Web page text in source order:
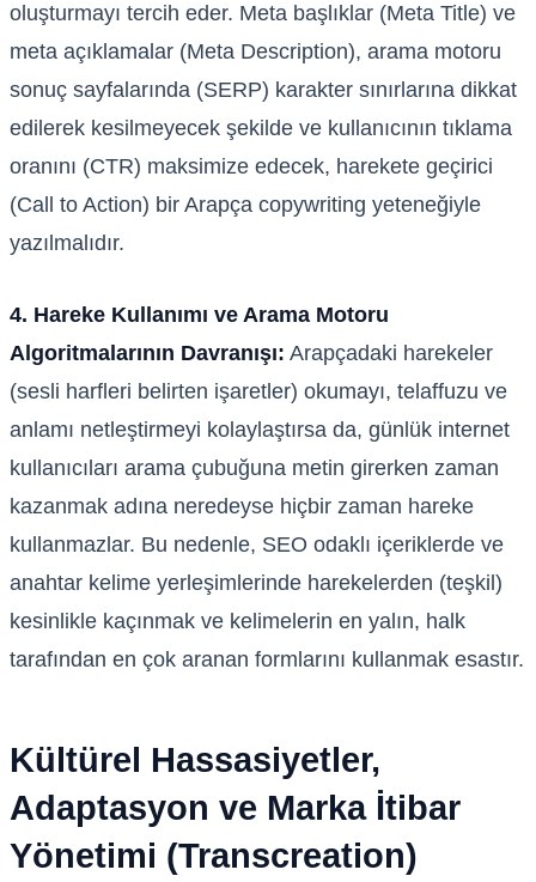
oluşturmayı tercih eder. Meta başlıklar (Meta Title) ve
meta açıklamalar (Meta Description), arama motoru
sonuç sayfalarında (SERP) karakter sınırlarına dikkat
edilerek kesilmeyecek şekilde ve kullanıcının tıklama
oranını (CTR) maksimize edecek, harekete geçirici
(Call to Action) bir Arapça copywriting yeteneğiyle
yazılmalıdır.
4. Hareke Kullanımı ve Arama Motoru
Algoritmalarının Davranışı: Arapçadaki harekeler
(sesli harfleri belirten işaretler) okumayı, telaffuzu ve
anlamı netleştirmeyi kolaylaştırsa da, günlük internet
kullanıcıları arama çubuğuna metin girerken zaman
kazanmak adına neredeyse hiçbir zaman hareke
kullanmazlar. Bu nedenle, SEO odaklı içeriklerde ve
anahtar kelime yerleşimlerinde harekelerden (teşkil)
kesinlikle kaçınmak ve kelimelerin en yalın, halk
tarafından en çok aranan formlarını kullanmak esastır.
Kültürel Hassasiyetler,
Adaptasyon ve Marka İtibar
Yönetimi (Transcreation)